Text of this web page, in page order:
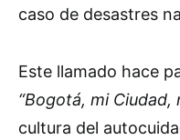
caso de desastres
Este llamado hace
“Bogotá, mi Ciudad,
cultura del